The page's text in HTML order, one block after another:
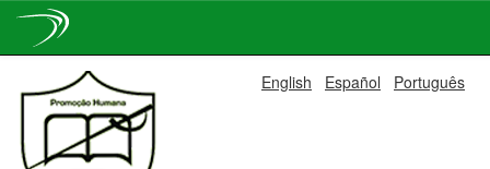
navigation
English Español Português